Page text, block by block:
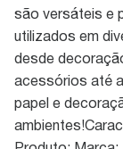
são versáteis e
utilizados em
desde
acessórios até
papel e